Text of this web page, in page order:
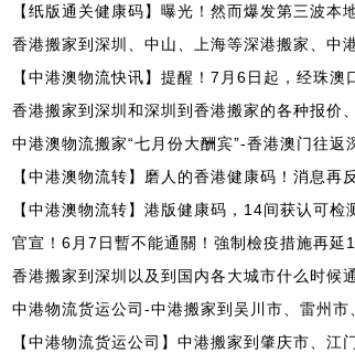
【纸版通关健康码】曝光！然而爆发第三波本
香港搬家到深圳、中山、上海等深港搬家、中
【中港澳物流快讯】提醒！7月6日起，经珠澳
香港搬家到深圳和深圳到香港搬家的各种报价
中港澳物流搬家“七月份大酬宾”-香港澳门往
【中港澳物流转】磨人的香港健康码！消息再
【中港澳物流转】港版健康码，14间获认可检
官宣！6月7日暫不能通關！強制檢疫措施再延
香港搬家到深圳以及到国内各大城市什么时候
中港物流货运公司-中港搬家到吴川市、雷州
【中港物流货运公司】中港搬家到肇庆市、